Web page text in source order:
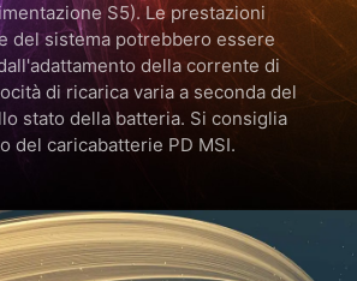
S5). Le prestazioni
del sistema potrebbero essere
della corrente di
di ricarica varia a seconda del
stato della batteria. Si consiglia
del caricabatterie PD MSI.